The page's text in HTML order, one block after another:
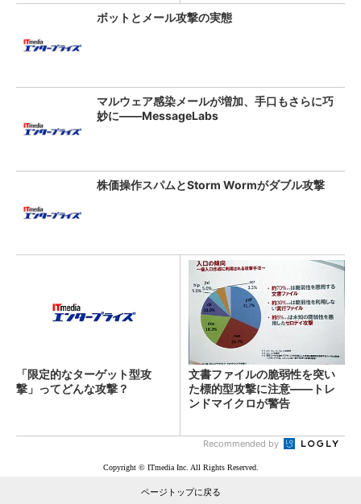
ボットとメール攻撃の実態
マルウェア感染メールが増加、手口もさらに巧
妙に――MessageLabs
株価操作スパムとStorm Wormがダブル攻撃
「限定的なターゲット型攻
撃」ってどんな攻撃？
文書ファイルの脆弱性を突い
た標的型攻撃に注意――トレ
ンドマイクロが警告
Recommended by
Copyright © ITmedia Inc. All Rights Reserved.
ページトップに戻る